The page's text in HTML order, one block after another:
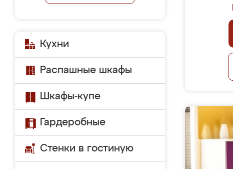
Кухни
Распашные шкафы
Шкафы-купе
Гардеробные
Стенки в гостиную